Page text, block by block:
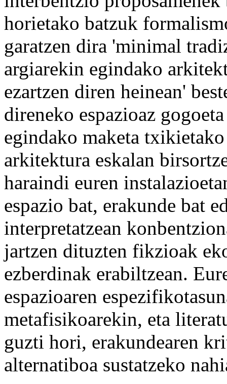
horietako batzuk
garatzen dira 'minimal
argiarekin egindako
ezartzen diren heinean'
direneko espazioaz
egindako maketa
arkitektura eskalan
haraindi euren
espazio bat, erakunde bat
interpretatzean
jartzen dituzten fikzioak
ezberdinak erabiltzean.
espazioaren
metafisikoarekin, eta
guzti hori, erakundearen
alternatiboa sustatzeko